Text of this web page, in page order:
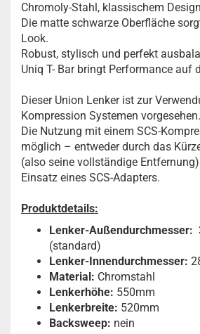
Chromoly-Stahl, klassischem
Die matte schwarze Oberfläche
Look.
Robust, stylisch und perfekt
Uniq T- Bar bringt Performance auf
Dieser Union Lenker ist zur
Kompression Systemen vorgesehen.
Die Nutzung mit einem SCS-
möglich – entweder durch das
(also seine vollständige
Einsatz eines SCS-Adapters.
Produktdetails:
Lenker-Außendurchmesser:
(standard)
Lenker-Innendurchmesser:
Material: Chromstahl
Lenkerhöhe: 550mm
Lenkerbreite: 520mm
Backsweep: nein